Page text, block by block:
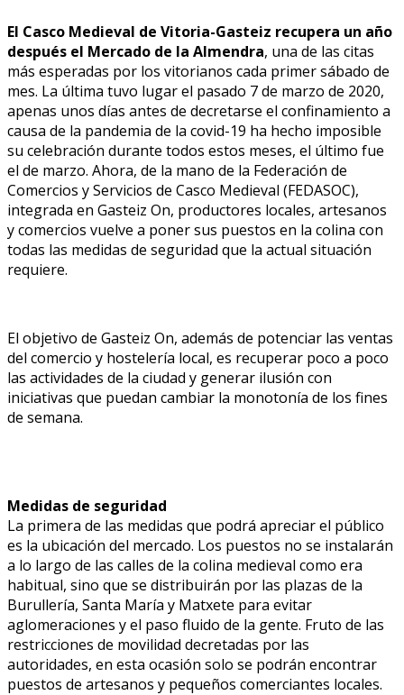
El Casco Medieval de Vitoria-Gasteiz recupera un año
después el Mercado de la Almendra, una de las citas
más esperadas por los vitorianos cada primer sábado de
mes. La última tuvo lugar el pasado 7 de marzo de 2020,
apenas unos días antes de decretarse el confinamiento a
causa de la pandemia de la covid-19 ha hecho imposible
su celebración durante todos estos meses, el último fue
el de marzo. Ahora, de la mano de la Federación de
Comercios y Servicios de Casco Medieval (FEDASOC),
integrada en Gasteiz On, productores locales, artesanos
y comercios vuelve a poner sus puestos en la colina con
todas las medidas de seguridad que la actual situación
requiere.
El objetivo de Gasteiz On, además de potenciar las ventas
del comercio y hostelería local, es recuperar poco a poco
las actividades de la ciudad y generar ilusión con
iniciativas que puedan cambiar la monotonía de los fines
de semana.
Medidas de seguridad
La primera de las medidas que podrá apreciar el público
es la ubicación del mercado. Los puestos no se instalarán
a lo largo de las calles de la colina medieval como era
habitual, sino que se distribuirán por las plazas de la
Burullería, Santa María y Matxete para evitar
aglomeraciones y el paso fluido de la gente. Fruto de las
restricciones de movilidad decretadas por las
autoridades, en esta ocasión solo se podrán encontrar
puestos de artesanos y pequeños comerciantes locales.